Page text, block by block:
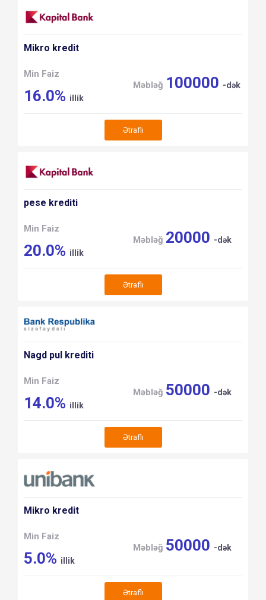
Mikro kredit
Min Faiz
16.0% illik
Məbləğ 100000 -dək
Ətraflı
pese krediti
Min Faiz
20.0% illik
Məbləğ 20000 -dək
Ətraflı
Nagd pul krediti
Min Faiz
14.0% illik
Məbləğ 50000 -dək
Ətraflı
Mikro kredit
Min Faiz
5.0% illik
Məbləğ 50000 -dək
Ətraflı